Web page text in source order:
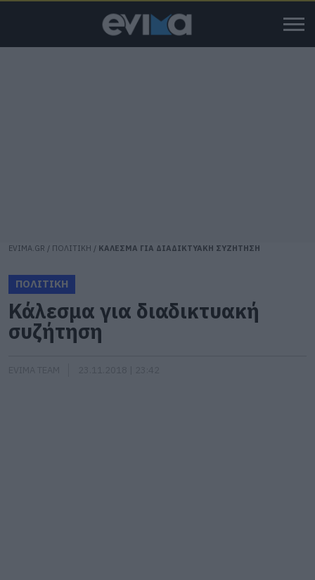
EVIMA.GR / ΠΟΛΙΤΙΚΗ / ΚΑΛΕΣΜΑ ΓΙΑ ΔΙΑΔΙΚΤΥΑΚΗ ΣΥΖΗΤΗΣΗ
ΠΟΛΙΤΙΚΗ
Κάλεσμα για διαδικτυακή
συζήτηση